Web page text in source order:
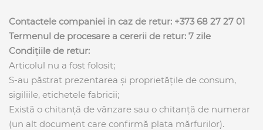
Contactele companiei in caz de retur: +373 68 27 27 01
Termenul de procesare a cererii de retur: 7 zile
Condițiile de retur:
Articolul nu a fost folosit;
S-au păstrat prezentarea și proprietățile de consum,
sigiliile, etichetele fabricii;
Există o chitanță de vânzare sau o chitanță de numerar
(un alt document care confirmă plata mărfurilor).